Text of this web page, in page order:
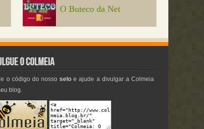
O Buteco da Net
o código do nossoselo e ajude a divulgar a Colmeia
blog.